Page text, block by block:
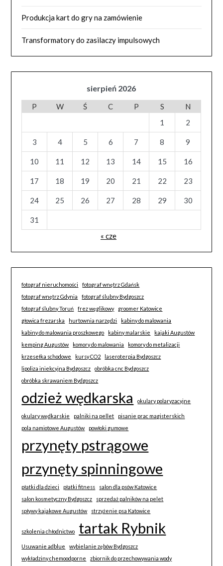
Produkcja kart do gry na zamówienie
Transformatory do zasilaczy impulsowych
sierpień 2026
P W Ś C P S
N
1
2
3 4 5 6 7 8 9
10 11 12 13 14 15 16
17 18 19 20 21 22 23
24 25 26 27 28 29 30
31
« cze
fotograf nieruchomości
fotograf wnętrz Gdańsk
fotograf wnętrz Gdynia
fotograf ślubny Bydgoszcz
fotograf ślubny Toruń
frez węglikowy
groomer Katowice
głowica frezarska
hurtownia narzędzi
kabiny do malowania
kabiny do malowania proszkowego
kabiny malarskie
kajaki Augustów
kemping Augustów
komory do malowania
komory do metalizacji
krzesełka schodowe
kursy CO2
laseroterpia Bydgoszcz
lipoliza iniekcyjna Bydgoszcz
obróbka cnc Bydgoszcz
obróbka skrawaniem Bydgoszcz
odzież wędkarska okulary polaryzacyjne
okulary wędkarskie palniki na pellet
pisanie prac magisterskich
pola namiotowe Augustów
powłoki gumowe
przynęty pstrągowe
przynęty spinningowe
płatki dla dzieci płatki fitness
salon dla psów Katowice
salon kosmetyczny Bydgoszcz
sprzedaż palników na pelet
spływy kajakowe Augustów
strzyżenie psa Katowice
szkolenia chłodnictwo tartak Rybnik
Usuwanie adblue
wybielanie zębów Bydgoszcz
wykładziny chemoodporne
zbiornik do przechowywania wody